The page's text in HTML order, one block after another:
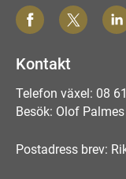
Kontakt
Telefon växel: 08
Besök: Olof
Postadress brev: